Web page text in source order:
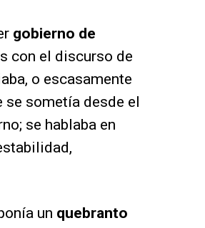
gobierno de
con el discurso de
o escasamente
se sometía desde el
se hablaba en
un quebranto